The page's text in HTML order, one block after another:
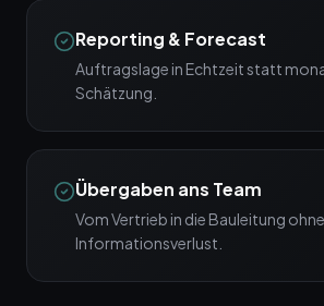
Reporting & Forecast
Auftragslage in Echtzeit statt
Schätzung.
Übergaben ans Team
Vom Vertrieb in die Bauleitung ohne
Informationsverlust.